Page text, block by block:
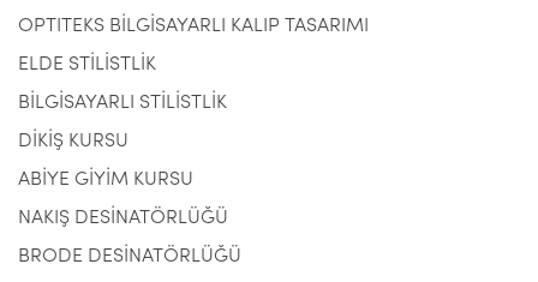
OPTITEKS BİLGİSAYARLI KALIP TASARIMI
ELDE STİLİSTLİK
BİLGİSAYARLI STİLİSTLİK
DİKİŞ KURSU
ABİYE GİYİM KURSU
NAKIŞ DESİNATÖRLÜĞÜ
BRODE DESİNATÖRLÜĞÜ